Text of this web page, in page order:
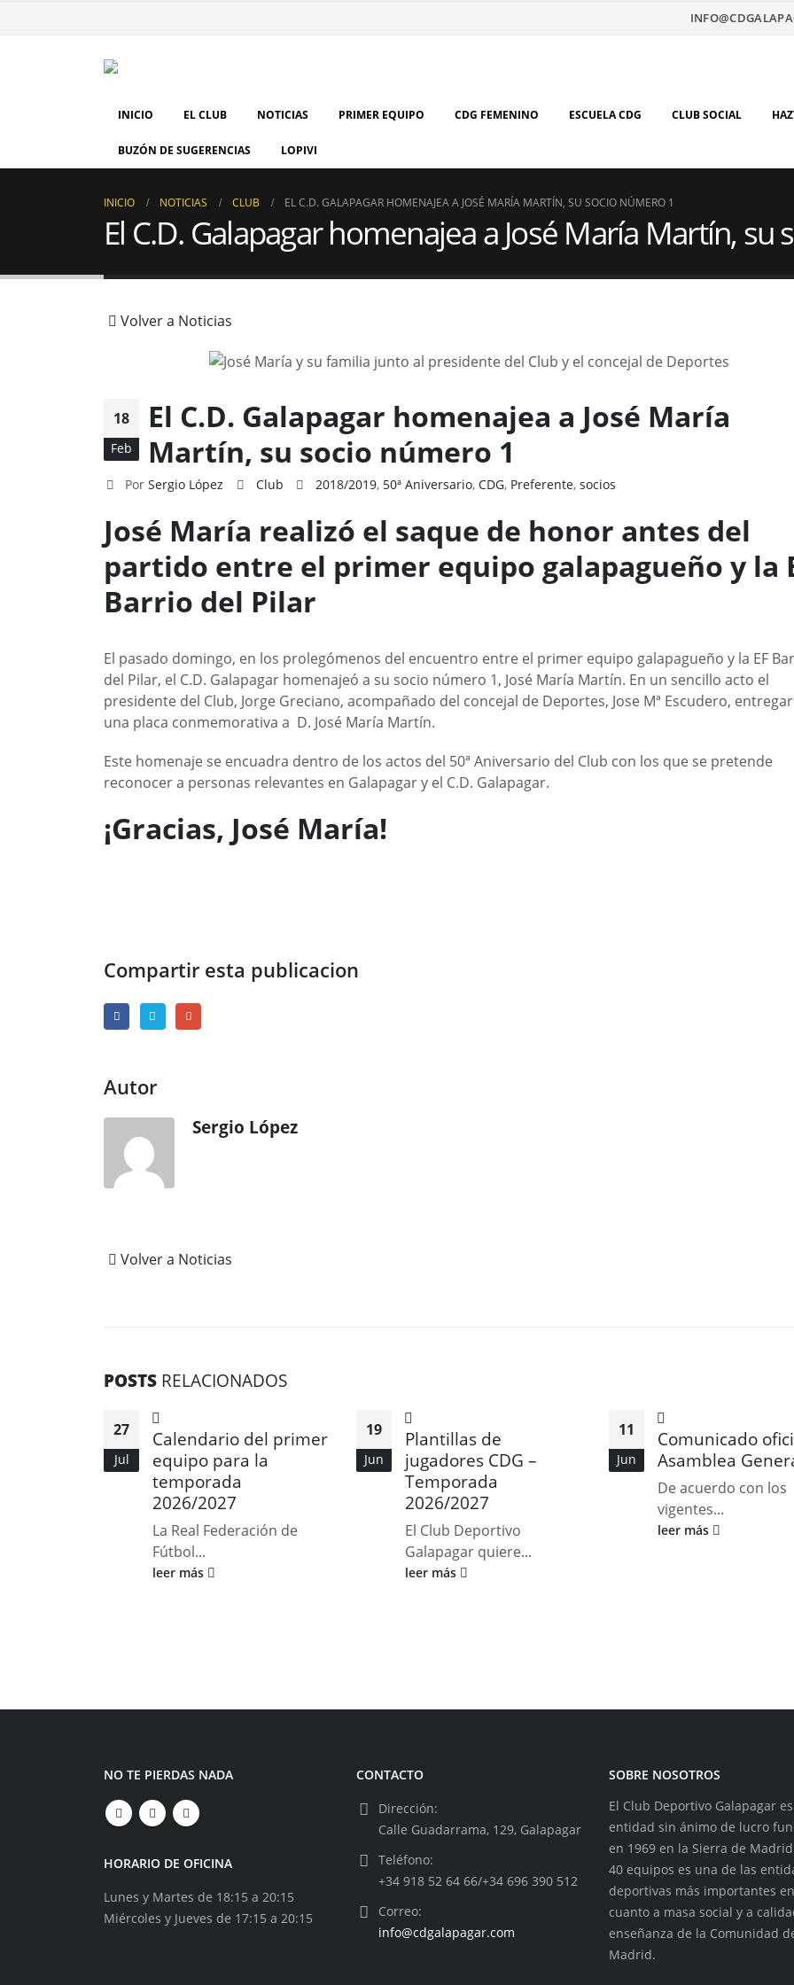
INICIO EL CLUB NOTICIAS PRIMER EQUIPO CDG FEMENINO ESCUELA CDG CLUB SOCIAL
BUZÓN DE SUGERENCIAS LOPIVI
INICIO NOTICIAS CLUB EL C.D. GALAPAGAR HOMENAJEA A JOSÉ MARÍA MARTÍN, SU SOCIO NÚMERO 1
El C.D. Galapagar homenajea a José María Martín, su
Volver a Noticias
18
Feb
El C.D. Galapagar homenajea a José María
Martín, su socio número 1
Por Sergio López Club 2018/2019, 50ª Aniversario,CDG, Preferente,socios
José María realizó el saque de honor antes del
partido entre el primer equipo galapagueño y la
Barrio del Pilar
El pasado domingo, en los prolegómenos del encuentro entre el primer equipo galapagueño y la EF
del Pilar, el C.D. Galapagar homenajeó a su socio número 1, José María Martín. En un sencillo acto el
presidente del Club, Jorge Greciano, acompañado del concejal de Deportes, Jose Mª Escudero,
una placa conmemorativa a D. José María Martín.
Este homenaje se encuadra dentro de los actos del 50ª Aniversario del Club con los que se pretende
reconocer a personas relevantes en Galapagar y el C.D. Galapagar.
¡Gracias, José María!
Compartir esta publicacion
Autor
Sergio López
Volver a Noticias
POSTS RELACIONADOS
27
Jul
Calendario del primer
equipo para la
temporada
2026/2027
La Real Federación de
Fútbol...
leer más
19
Jun
Plantillas de
jugadores CDG –
Temporada
2026/2027
El Club Deportivo
Galapagar quiere...
leer más
11
Jun
Comunicado
Asamblea
De acuerdo con los
vigentes...
leer más
NO TE PIERDAS NADA
HORARIO DE OFICINA
Lunes y Martes de 18:15 a 20:15
Miércoles y Jueves de 17:15 a 20:15
CONTACTO
Dirección:
Calle Guadarrama, 129, Galapagar
Teléfono:
+34 918 52 64 66/+34 696 390 512
Correo:
info@cdgalapagar.com
SOBRE NOSOTROS
El Club Deportivo Galapagar
entidad sin ánimo de lucro
en 1969 en la Sierra de
40 equipos es una de las
deportivas más importantes en
cuanto a masa social y a
enseñanza de la Comunidad
Madrid.